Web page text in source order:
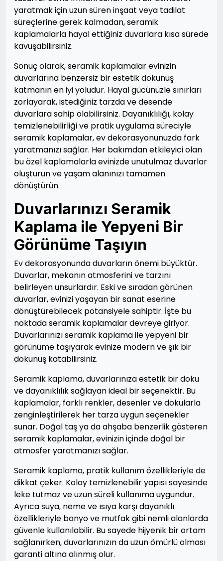
yaratmak için uzun süren inşaat veya tadilat
süreçlerine gerek kalmadan, seramik
kaplamalarla hayal ettiğiniz duvarlara kısa sürede
kavuşabilirsiniz.
Sonuç olarak, seramik kaplamalar evinizin
duvarlarına benzersiz bir estetik dokunuş
katmanın en iyi yoludur. Hayal gücünüzle sınırları
zorlayarak, istediğiniz tarzda ve desende
duvarlara sahip olabilirsiniz. Dayanıklılığı, kolay
temizlenebilirliği ve pratik uygulama süreciyle
seramik kaplamalar, ev dekorasyonunuzda fark
yaratmanızı sağlar. Her bakımdan etkileyici olan
bu özel kaplamalarla evinizde unutulmaz duvarlar
oluşturun ve yaşam alanınızı tamamen
dönüştürün.
Duvarlarınızı Seramik
Kaplama ile Yepyeni Bir
Görünüme Taşıyın
Ev dekorasyonunda duvarların önemi büyüktür.
Duvarlar, mekanın atmosferini ve tarzını
belirleyen unsurlardır. Eski ve sıradan görünen
duvarlar, evinizi yaşayan bir sanat eserine
dönüştürebilecek potansiyele sahiptir. İşte bu
noktada seramik kaplamalar devreye giriyor.
Duvarlarınızı seramik kaplama ile yepyeni bir
görünüme taşıyarak evinize modern ve şık bir
dokunuş katabilirsiniz.
Seramik kaplama, duvarlarınıza estetik bir doku
ve dayanıklılık sağlayan ideal bir seçenektir. Bu
kaplamalar, farklı renkler, desenler ve dokularla
zenginleştirilerek her tarza uygun seçenekler
sunar. Doğal taş ya da ahşaba benzerlik gösteren
seramik kaplamalar, evinizin içinde doğal bir
atmosfer yaratmanızı sağlar.
Seramik kaplama, pratik kullanım özellikleriyle de
dikkat çeker. Kolay temizlenebilir yapısı sayesinde
leke tutmaz ve uzun süreli kullanıma uygundur.
Ayrıca suya, neme ve ısıya karşı dayanıklı
özellikleriyle banyo ve mutfak gibi nemli alanlarda
güvenle kullanılabilir. Bu sayede hijyenik bir ortam
sağlanırken, duvarlarınızın da uzun ömürlü olması
garanti altına alınmış olur.